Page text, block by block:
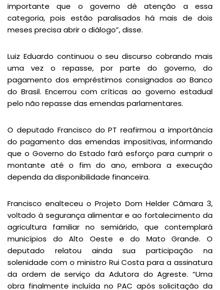
importante que o governo dê atenção a essa
categoria, pois estão paralisados há mais de dois
meses precisa abrir o diálogo”, disse.
Luiz Eduardo continuou o seu discurso cobrando mais
uma vez o repasse, por parte do governo, do
pagamento dos empréstimos consignados ao Banco
do Brasil. Encerrou com críticas ao governo estadual
pelo não repasse das emendas parlamentares.
O deputado Francisco do PT reafirmou a importância
do pagamento das emendas impositivas, informando
que o Governo do Estado fará esforço para cumprir o
montante até o fim do ano, embora a execução
dependa da disponibilidade financeira.
Francisco enalteceu o Projeto Dom Helder Câmara 3,
voltado à segurança alimentar e ao fortalecimento da
agricultura familiar no semiárido, que contemplará
municípios do Alto Oeste e do Mato Grande. O
deputado relatou ainda sua participação na
solenidade com o ministro Rui Costa para a assinatura
da ordem de serviço da Adutora do Agreste. “Uma
obra finalmente incluída no PAC após solicitação da